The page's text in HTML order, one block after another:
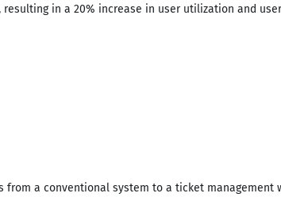
in a 20% increase in user utilization and user
a conventional system to a ticket management